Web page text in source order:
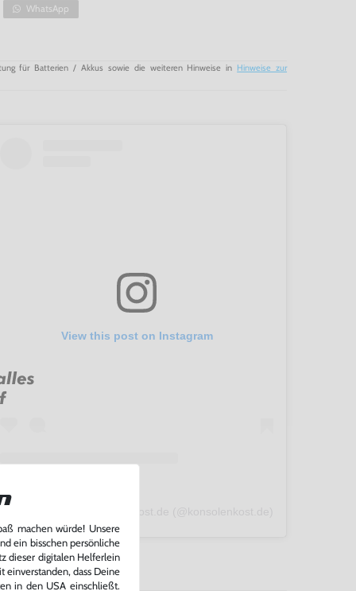
WhatsApp
für Batterien / Akkus sowie die weiteren Hinweise in Hinweise zur
View this post on Instagram
machen würde! Unsere
ein bisschen persönliche
dieser digitalen Helferlein
einverstanden, dass Deine
in den USA einschließt.